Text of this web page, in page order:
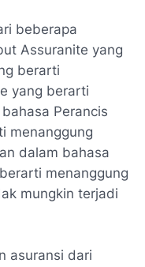
beberapa
Assuranite yang
berarti
yang berarti
Perancis
menanggung
dalam bahasa
menanggung
mungkin terjadi
asuransi dari